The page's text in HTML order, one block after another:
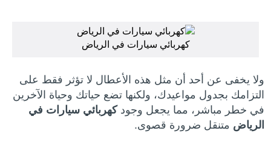
كهربائي سيارات في الرياض
ولا يخفى عن أحد أن مثل هذه الأعطال لا تؤثر فقط على
التزامك بجدول مواعيدك، ولكنها تضع حياتك وحياة الآخرين
في خطر مباشر، مما يجعل وجودكهربائي سيارات في
الرياض متنقل ضرورة قصوى.